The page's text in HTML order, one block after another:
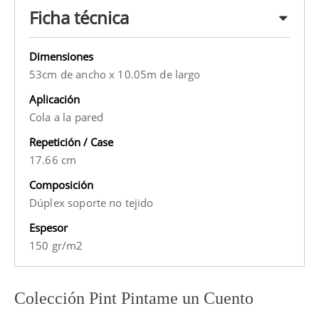
Ficha técnica
Dimensiones
53cm de ancho x 10.05m de largo
Aplicación
Cola a la pared
Repetición / Case
17.66 cm
Composición
Dúplex soporte no tejido
Espesor
150 gr/m2
Colección Pint Pintame un Cuento